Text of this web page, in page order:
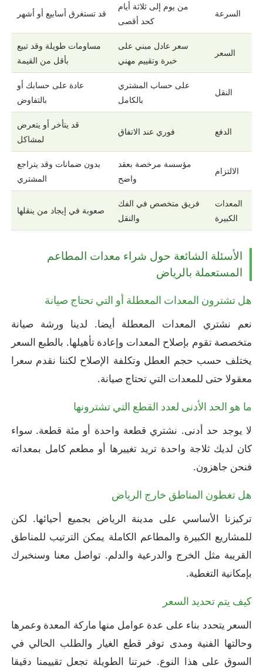
السرعة
من يوم إلى ثلاثة أيام
كحد أقصى
قد تستغرق أسابيع أو أشهر
السعر
سعر عادل مبني على
خبرة وتقييم مهني
مساومات طويلة وقد تبيع
بأقل من القيمة
النقل
على حساب المشتري
بالكامل
عادة على حسابك أو
بالتفاوض
الدفع فوري عند الاتفاق
قد يتأخر أو يتعرض
لمشاكل
الالتزام
مؤسسة مرخصة بعقد
واضح
بدون ضمانات وقد يتراجع
المشتري
المعدات
الكبيرة
فريق متخصص في الفك
والنقل
صعوبة في إيجاد من ينقلها
الأسئلة الشائعة حول شراء معدات المطاعم
المستعملة بالرياض
هل تشترون المعدات المعطلة أو التي تحتاج صيانة
نعم نشتري المعدات المعطلة أيضا. لدينا ورشة صيانة
متخصصة تقوم بإصلاح المعدات وإعادة تأهيلها. بالطبع السعر
يختلف حسب حجم العطل وتكلفة الإصلاح لكننا نقدم سعرا
معقولا حتى للمعدات التي تحتاج صيانة.
ما هو الحد الأدنى لعدد القطع التي تشترونها
لا يوجد حد أدنى. نشتري قطعة واحدة أو مئة قطعة. سواء
كان لديك ثلاجة واحدة تريد تغييرها أو مطعم كامل بمعداته
فنحن جاهزون.
هل تغطون المناطق خارج الرياض
تركيزنا الأساسي على مدينة الرياض بجميع أحيائها. لكن
للمشاريع الكبيرة والمطاعم الكاملة يمكن الترتيب للمناطق
القريبة مثل الخرج والدرعية والدلم. تواصل معنا وسنخبرك
بإمكانية التغطية.
كيف يتم تحديد السعر
السعر يتحدد بناء على عدة عوامل منها ماركة المعدة وعمرها
وحالتها الفنية ومدى توفر قطع الغيار والطلب الحالي في
السوق على هذا النوع. خبرتنا الطويلة تجعل تقييمنا دقيقا